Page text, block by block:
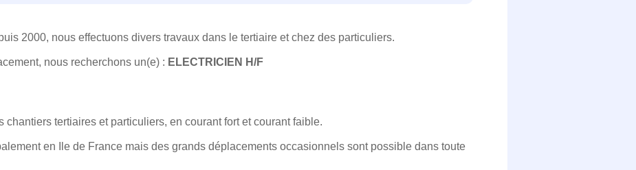
2000, nous effectuons divers travaux dans le tertiaire et chez des particuliers.
nous recherchons un(e) : ELECTRICIEN H/F
chantiers tertiaires et particuliers, en courant fort et courant faible.
en Ile de France mais des grands déplacements occasionnels sont possible dans toute